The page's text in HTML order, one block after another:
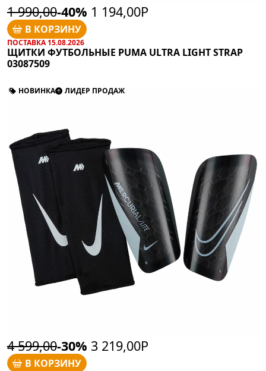
1 990,00-40% 1 194,00Р
В КОРЗИНУ
ПОСТАВКА 15.08.2026
ЩИТКИ ФУТБОЛЬНЫЕ PUMA ULTRA LIGHT STRAP
03087509
НОВИНКА ЛИДЕР ПРОДАЖ
4 599,00-30% 3 219,00Р
В КОРЗИНУ